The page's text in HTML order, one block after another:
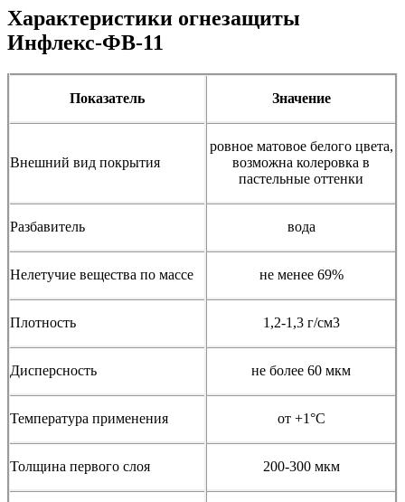
Характеристики огнезащиты
Инфлекс-ФВ-11
Показатель Значение
Внешний вид покрытия
ровное матовое белого цвета,
возможна колеровка в
пастельные оттенки
Разбавитель вода
Нелетучие вещества по массе не менее 69%
Плотность 1,2-1,3 г/см3
Дисперсность не более 60 мкм
Температура применения от +1°С
Толщина первого слоя 200-300 мкм